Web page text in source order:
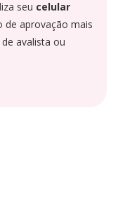
seu celular
de aprovação mais
avalista ou